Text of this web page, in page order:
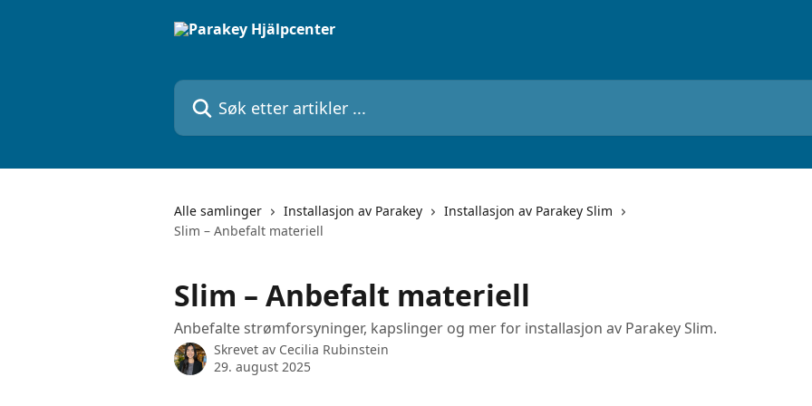
Søk etter artikler ...
Alle samlinger Installasjon av Parakey
Installasjon av Parakey Slim
Slim – Anbefalt materiell
Slim – Anbefalt materiell
Anbefalte strømforsyninger, kapslinger og mer for installasjon av Parakey Slim.
Skrevet av Cecilia Rubinstein
29. august 2025